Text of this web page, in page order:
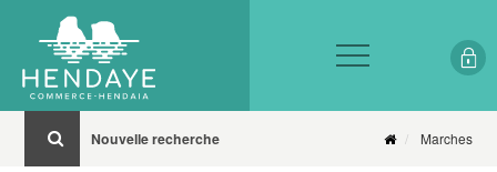
Nouvelle recherche Marches